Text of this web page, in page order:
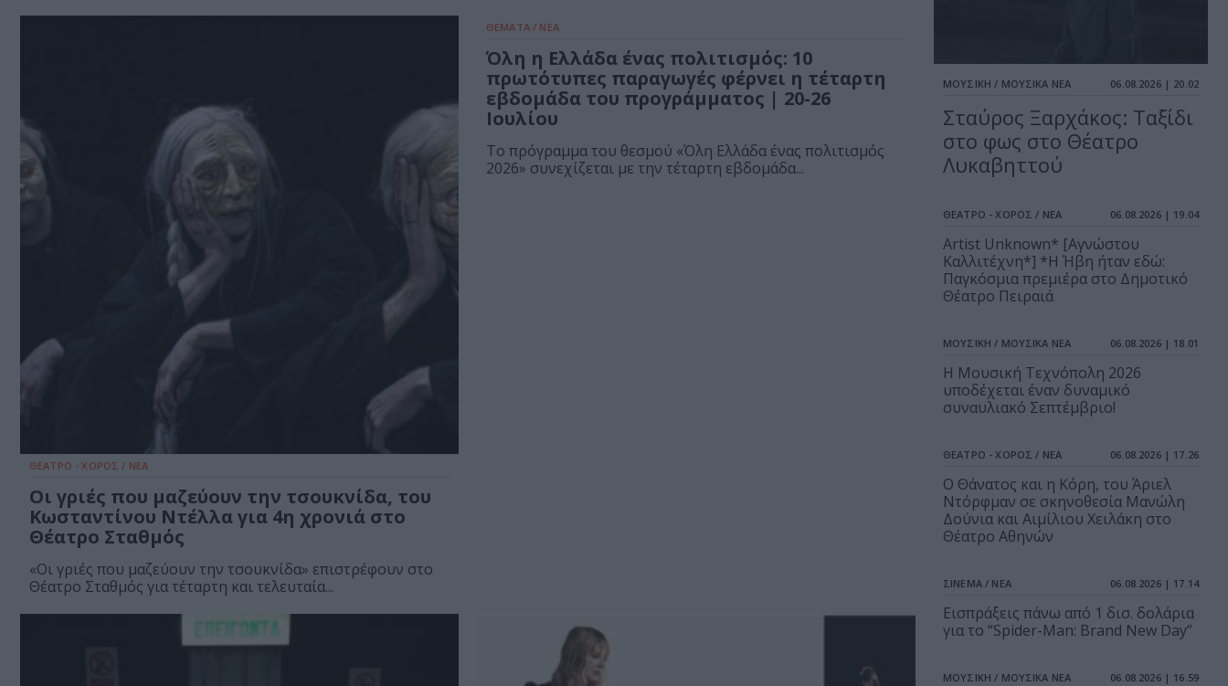
ΘΕΑΤΡΟ - ΧΟΡΟΣ / ΝΕΑ
Οι γριές που μαζεύουν την τσουκνίδα, του
Κωσταντίνου Ντέλλα για 4η χρονιά στο
Θέατρο Σταθμός
«Οι γριές που μαζεύουν την τσουκνίδα» επιστρέφουν στο
Θέατρο Σταθμός για τέταρτη και τελευταία...
ΘΕΜΑΤΑ / ΝΕΑ
Όλη η Ελλάδα ένας πολιτισμός: 10
πρωτότυπες παραγωγές φέρνει η τέταρτη
εβδομάδα του προγράμματος | 20-26
Ιουλίου
Το πρόγραμμα του θεσμού «Όλη Ελλάδα ένας πολιτισμός
2026» συνεχίζεται με την τέταρτη εβδομάδα...
ΜΟΥΣΙΚΗ / ΜΟΥΣΙΚΑ ΝΕΑ 06.08.2026 | 20.02
Σταύρος Ξαρχάκος: Ταξίδι
στο φως στο Θέατρο
Λυκαβηττού
ΘΕΑΤΡΟ - ΧΟΡΟΣ / ΝΕΑ 06.08.2026 | 19.04
Artist Unknown* [Αγνώστου
Καλλιτέχνη*] *Η Ήβη ήταν εδώ:
Παγκόσμια πρεμιέρα στο Δημοτικό
Θέατρο Πειραιά
ΜΟΥΣΙΚΗ / ΜΟΥΣΙΚΑ ΝΕΑ 06.08.2026 | 18.01
Η Μουσική Τεχνόπολη 2026
υποδέχεται έναν δυναμικό
συναυλιακό Σεπτέμβριο!
ΘΕΑΤΡΟ - ΧΟΡΟΣ / ΝΕΑ 06.08.2026 | 17.26
Ο Θάνατος και η Κόρη, του Άριελ
Ντόρφμαν σε σκηνοθεσία Μανώλη
Δούνια και Αιμίλιου Χειλάκη στο
Θέατρο Αθηνών
ΣΙΝΕΜΑ / ΝΕΑ 06.08.2026 | 17.14
Εισπράξεις πάνω από 1 δισ. δολάρια
για το “Spider-Man: Brand New Day”
ΜΟΥΣΙΚΗ / ΜΟΥΣΙΚΑ ΝΕΑ 06.08.2026 | 16.59